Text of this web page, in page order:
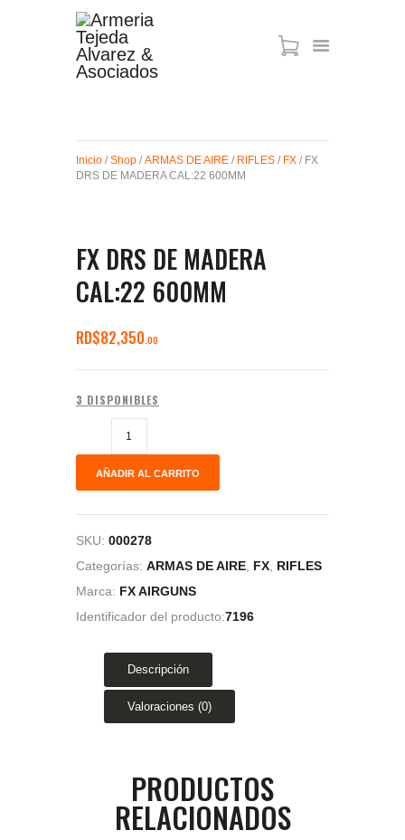
MIRAS
MUNICIONES
Inicio / Shop / ARMAS DE AIRE / RIFLES / FX / FX
DRS DE MADERA CAL:22 600MM
FX DRS DE MADERA
CAL:22 600MM
RD$82,350 00
3 DISPONIBLES
AÑADIR AL CARRITO
SKU: 000278
Categorías: ARMAS DE AIRE, FX, RIFLES
Marca: FX AIRGUNS
Identificador del producto:7196
Descripción
Valoraciones (0)
PRODUCTOS
RELACIONADOS